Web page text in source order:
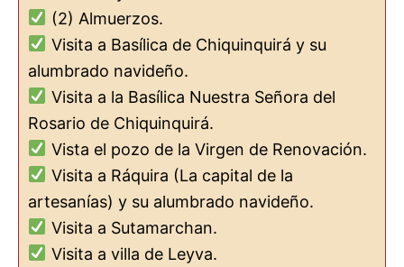
(2) Almuerzos.
Visita a Basílica de Chiquinquirá y su
alumbrado navideño.
Visita a la Basílica Nuestra Señora del
Rosario de Chiquinquirá.
Vista el pozo de la Virgen de Renovación.
Visita a Ráquira (La capital de la
artesanías) y su alumbrado navideño.
Visita a Sutamarchan.
Visita a villa de Leyva.